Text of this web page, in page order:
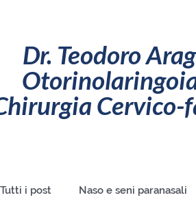
Dr. Teodoro
Cervico-
Tutti i post Naso e seni paranasali